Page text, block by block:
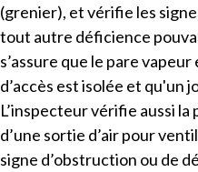
(grenier), et vérifie les
tout autre déficience
s’assure que le pare
d’accès est isolée et qu'un
L’inspecteur vérifie aussi la
d’une sortie d’air pour
signe d’obstruction ou de